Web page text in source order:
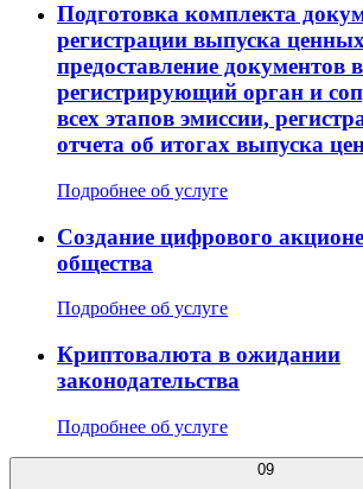
Подготовка комплекта
регистрации выпуска
предоставление документов в
регистрирующий орган и
всех этапов эмиссии,
отчета об итогах выпуска
Подробнее об услуге
Создание цифрового
общества
Подробнее об услуге
Криптовалюта в ожидании
законодательства
Подробнее об услуге
09